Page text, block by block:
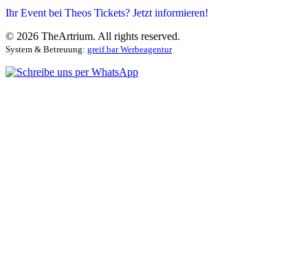
Ihr Event bei Theos Tickets? Jetzt informieren!
© 2026 TheArtrium. All rights reserved.
System & Betreuung: greif.bar Werbeagentur